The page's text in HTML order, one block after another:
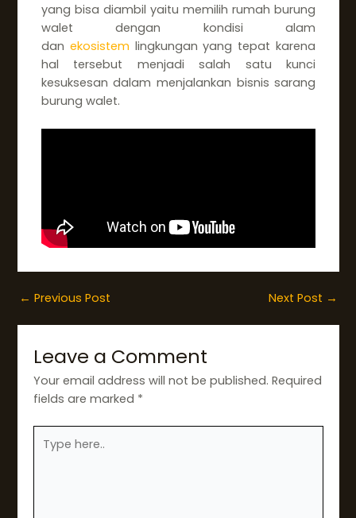
yang bisa diambil yaitu memilih rumah burung
walet dengan kondisi alam
dan ekosistem lingkungan yang tepat karena
hal tersebut menjadi salah satu kunci
kesuksesan dalam menjalankan bisnis sarang
burung walet.
← Previous Post Next Post →
Leave a Comment
Your email address will not be published. Required
fields are marked *
here..